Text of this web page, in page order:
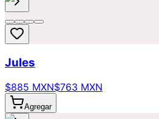
Jules
$885 MXN$763 MXN
Agregar